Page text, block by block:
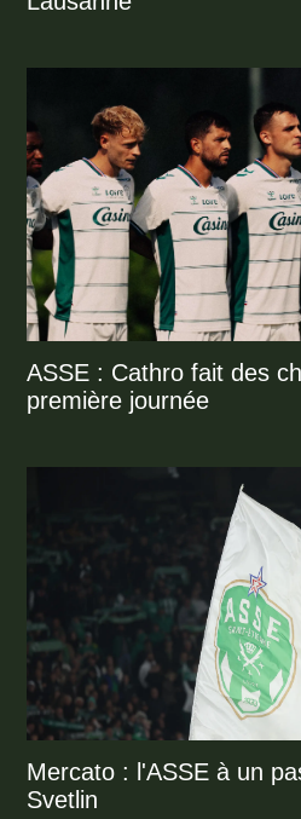
ASSE : Cathro fait des
première journée
Mercato : l'ASSE à un
Svetlin